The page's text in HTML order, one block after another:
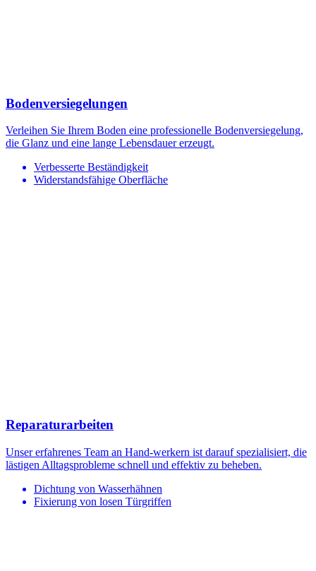
Bodenversiegelungen
Verleihen Sie Ihrem Boden eine professionelle Bodenversiegelung,
die Glanz und eine lange Lebensdauer erzeugt.
Verbesserte Beständigkeit
Widerstandsfähige Oberfläche
Reparaturarbeiten
Unser erfahrenes Team an Hand-werkern ist darauf spezialisiert, die
lästigen Alltagsprobleme schnell und effektiv zu beheben.
Dichtung von Wasserhähnen
Fixierung von losen Türgriffen